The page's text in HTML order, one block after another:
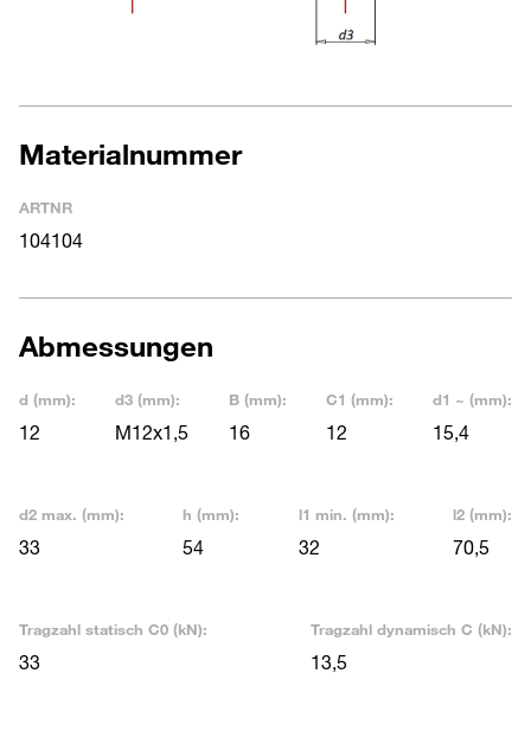
Materialnummer
ARTNR
104104
Abmessungen
d (mm):
12
d3 (mm):
M12x1,5
B (mm):
16
C1 (mm):
12
d1 ~ (mm):
15,4
d2 max. (mm):
33
h (mm):
54
l1 min. (mm):
32
l2 (mm):
70,5
Tragzahl statisch C0 (kN):
33
Tragzahl dynamisch C (kN):
13,5